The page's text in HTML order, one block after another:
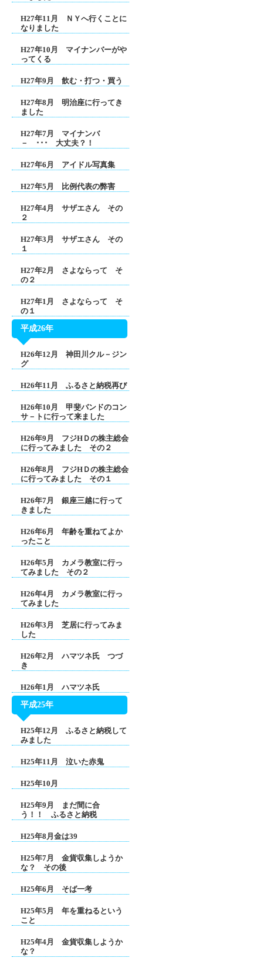
H27年11月 ＮＹへ行くことに
なりました
H27年10月 マイナンバーがや
ってくる
H27年9月 飲む・打つ・買う
H27年8月 明治座に行ってき
ました
H27年7月 マイナンバ
－ ･･･ 大丈夫？！
H27年6月 アイドル写真集
H27年5月 比例代表の弊害
H27年4月 サザエさん その
２
H27年3月 サザエさん その
１
H27年2月 さよならって そ
の２
H27年1月 さよならって そ
の１
平成26年
H26年12月 神田川クル－ジン
グ
H26年11月 ふるさと納税再び
H26年10月 甲斐バンドのコン
サ－トに行って来ました
H26年9月 フジHＤの株主総会
に行ってみました その２
H26年8月 フジHＤの株主総会
に行ってみました その１
H26年7月 銀座三越に行って
きました
H26年6月 年齢を重ねてよか
ったこと
H26年5月 カメラ教室に行っ
てみました その２
H26年4月 カメラ教室に行っ
てみました
H26年3月 芝居に行ってみま
した
H26年2月 ハマツネ氏 つづ
き
H26年1月 ハマツネ氏
平成25年
H25年12月 ふるさと納税して
みました
H25年11月 泣いた赤鬼
H25年10月
H25年9月 まだ間に合
う！！ ふるさと納税
H25年8月金は39
H25年7月 金貨収集しようか
な？ その後
H25年6月 そば一考
H25年5月 年を重ねるという
こと
H25年4月 金貨収集しようか
な？